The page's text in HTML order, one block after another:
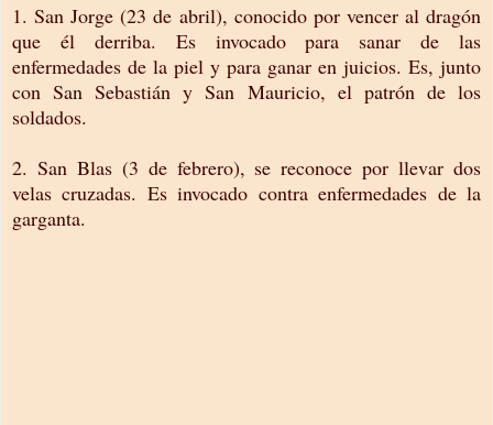
1. San Jorge (23 de abril), conocido por vencer al dragón
que él derriba. Es invocado para sanar de las
enfermedades de la piel y para ganar en juicios. Es, junto
con San Sebastián y San Mauricio, el patrón de los
soldados.
2. San Blas (3 de febrero), se reconoce por llevar dos
velas cruzadas. Es invocado contra enfermedades de la
garganta.